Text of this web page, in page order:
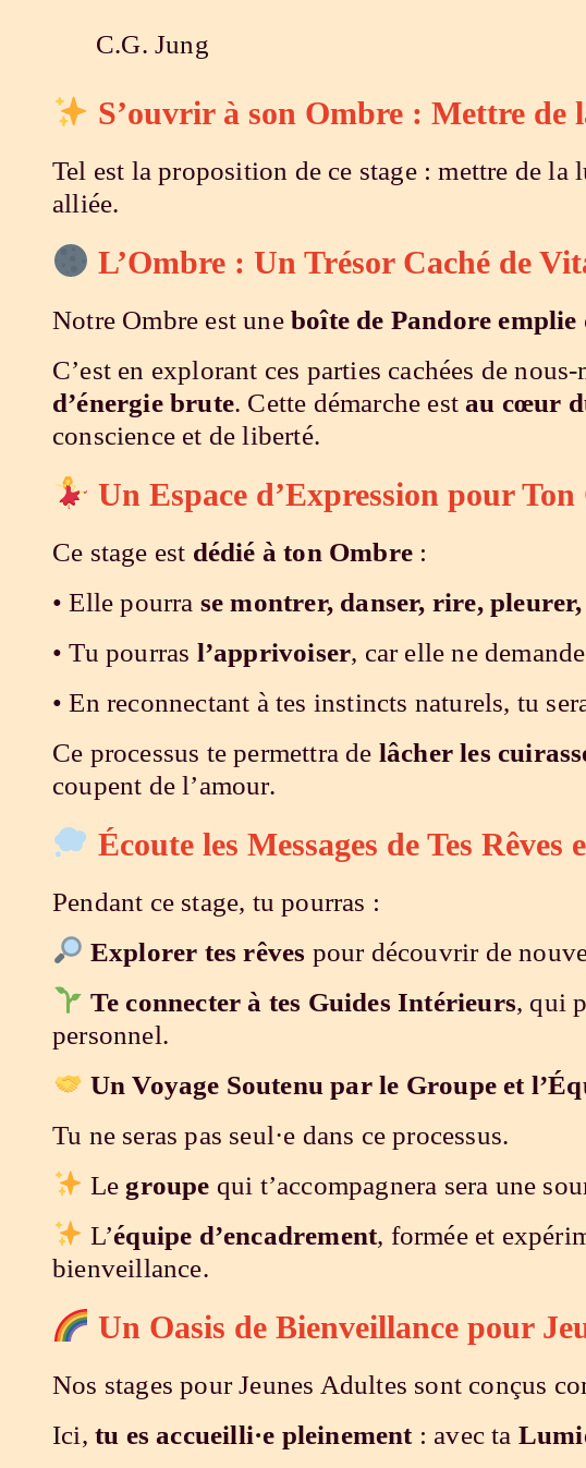
C.G. Jung
S’ouvrir à son Ombre : Mettre de
Tel est la proposition de ce stage : mettre de
alliée.
L’Ombre : Un Trésor Caché de
Notre Ombre est une boîte de Pandore emplie
C’est en explorant ces parties cachées de
d’énergie brute. Cette démarche estau cœur
conscience et de liberté.
Un Espace d’Expression pour
Ce stage est dédié à ton Ombre :
• Elle pourra se montrer, danser, rire,
• Tu pourras l’apprivoiser, car elle ne
• En reconnectant à tes instincts naturels, tu
Ce processus te permettra de lâcher les
coupent de l’amour.
Écoute les Messages de Tes
Pendant ce stage, tu pourras :
Explorer tes rêves pour découvrir de
Te connecter à tes Guides Intérieurs, qui
personnel.
Un Voyage Soutenu par le Groupe et
Tu ne seras pas seul·e dans ce processus.
Le groupe qui t’accompagnera sera une
L’équipe d’encadrement, formée et
bienveillance.
Un Oasis de Bienveillance pour
Nos stages pour Jeunes Adultes sont conçus
Ici, tu es accueilli·e pleinement: avec ta